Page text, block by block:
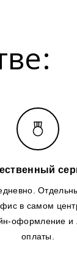
в самом
оформление
оплаты.